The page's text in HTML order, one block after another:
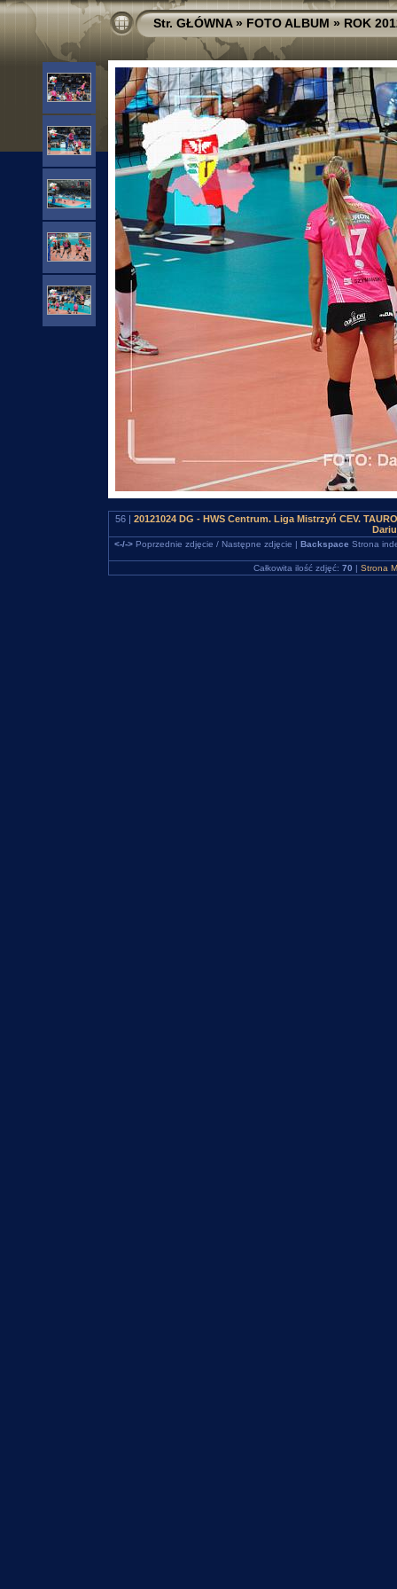
Str. GŁÓWNA»FOTO ALBUM»ROK
56 | 20121024 DG - HWS Centrum. Liga Mistrzyń CEV.
<-/->Poprzednie zdjęcie / Następne zdjęcie | Backspace Strona
Całkowita ilość zdjęć: 70 | Strona